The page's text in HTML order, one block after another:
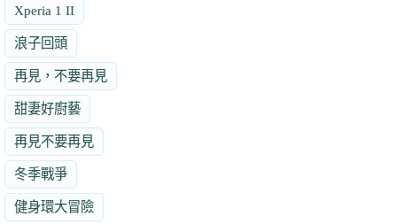
Xperia 1 II
浪子回頭
再見，不要再見
甜妻好廚藝
再見不要再見
冬季戰爭
健身環大冒險